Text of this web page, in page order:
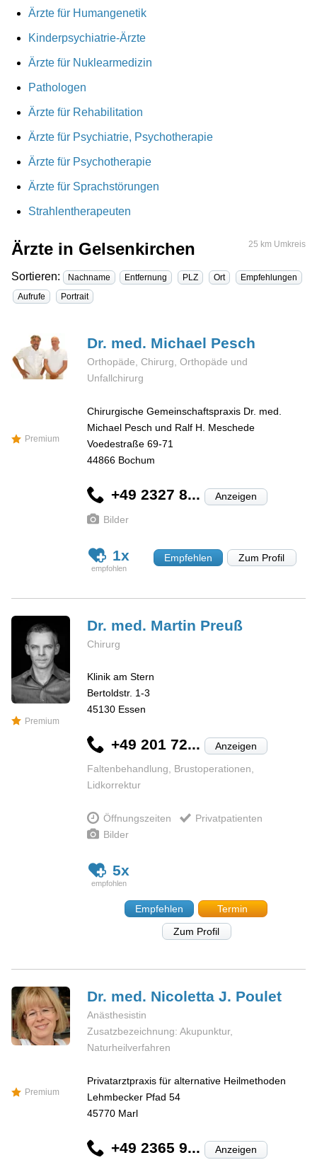
Ärzte für Humangenetik
Kinderpsychiatrie-Ärzte
Ärzte für Nuklearmedizin
Pathologen
Ärzte für Rehabilitation
Ärzte für Psychiatrie, Psychotherapie
Ärzte für Psychotherapie
Ärzte für Sprachstörungen
Strahlentherapeuten
Ärzte in Gelsenkirchen 25 km Umkreis
Sortieren: Nachname Entfernung PLZ Ort
Empfehlungen
Aufrufe
Portrait
Premium
Dr. med. Michael Pesch
Orthopäde, Chirurg, Orthopäde und
Unfallchirurg
Chirurgische Gemeinschaftspraxis Dr. med.
Michael Pesch und Ralf H. Meschede
Voedestraße 69-71
44866 Bochum
+49 2327 8... Anzeigen
Bilder
1x Empfehlen Zum Profil
Premium
Dr. med. Martin Preuß
Chirurg
Klinik am Stern
Bertoldstr. 1-3
45130 Essen
+49 201 72... Anzeigen
Faltenbehandlung, Brustoperationen,
Lidkorrektur
Öffnungszeiten
Privatpatienten
Bilder
5x
Empfehlen
Termin
Zum Profil
Premium
Dr. med. Nicoletta J. Poulet
Anästhesistin
Zusatzbezeichnung: Akupunktur,
Naturheilverfahren
Privatarztpraxis für alternative Heilmethoden
Lehmbecker Pfad 54
45770 Marl
+49 2365 9... Anzeigen